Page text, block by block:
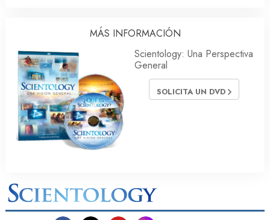
MÁS INFORMACIÓN
Scientology: Una Perspectiva
General
SOLICITA UN DVD